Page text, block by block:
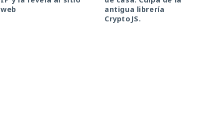
web
antigua librería
CryptoJS.